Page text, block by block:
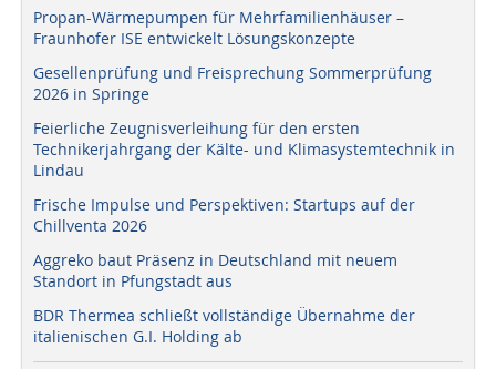
Propan-Wärmepumpen für Mehrfamilienhäuser –
Fraunhofer ISE entwickelt Lösungskonzepte
Gesellenprüfung und Freisprechung Sommerprüfung
2026 in Springe
Feierliche Zeugnisverleihung für den ersten
Technikerjahrgang der Kälte- und Klimasystemtechnik in
Lindau
Frische Impulse und Perspektiven: Startups auf der
Chillventa 2026
Aggreko baut Präsenz in Deutschland mit neuem
Standort in Pfungstadt aus
BDR Thermea schließt vollständige Übernahme der
italienischen G.I. Holding ab